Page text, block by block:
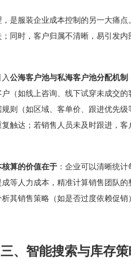
是服装企业成本控制的另一大痛
同时，客户归属不清晰，易引发
公海客户池与私海客户池分配机制
（如线上咨询、线下试穿未成交
则（如区域、客单价、跟进优先
触达；若销售人员未及时跟进，
算的价值在于 ：企业可以清晰统
等人力成本，精准计算销售团队
其销售策略（如是否过度依赖促
三、智能搜索与库存